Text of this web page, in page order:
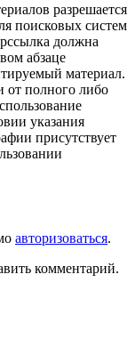
разрешается
поисковых систем
должна
абзаце
материал.
от полного либо
указания
присутствует
авторизоваться.
комментарий.